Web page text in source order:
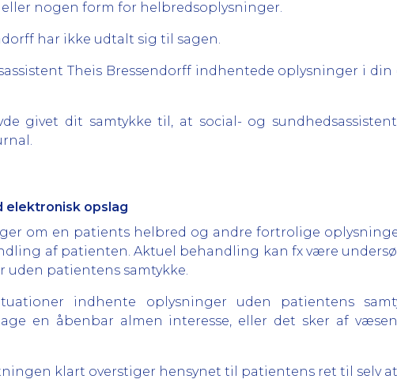
nogen form for helbredsoplysninger.
har ikke udtalt sig til sagen.
Theis Bressendorff indhentede oplysninger i din
givet dit samtykke til, at social- og
elektronisk opslag
om en patients helbred og andre fortrolige
af patienten. Aktuel behandling kan fx være
patientens samtykke.
indhente oplysninger uden patientens
en åbenbar almen interesse, eller det sker af
klart overstiger hensynet til patientens ret til selv